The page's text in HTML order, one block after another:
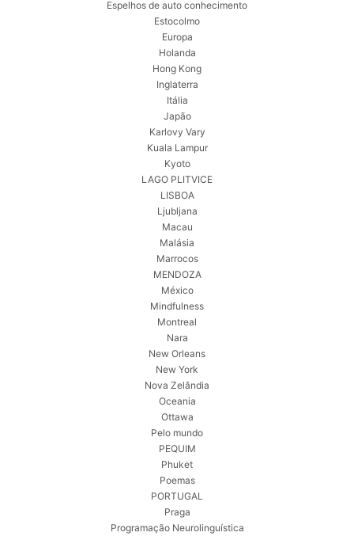
Espelhos de auto conhecimento
Estocolmo
Europa
Holanda
Hong Kong
Inglaterra
Itália
Japão
Karlovy Vary
Kuala Lampur
Kyoto
LAGO PLITVICE
LISBOA
Ljubljana
Macau
Malásia
Marrocos
MENDOZA
México
Mindfulness
Montreal
Nara
New Orleans
New York
Nova Zelândia
Oceania
Ottawa
Pelo mundo
PEQUIM
Phuket
Poemas
PORTUGAL
Praga
Programação Neurolinguística